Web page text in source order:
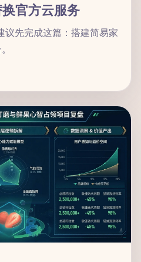
官方云服务
先完成这篇：搭建简易家